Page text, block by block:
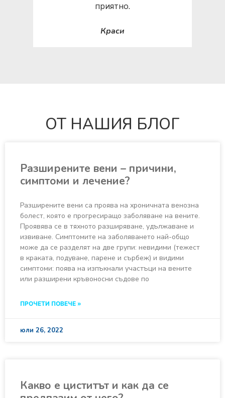
приятно.
Краси
ОТ НАШИЯ БЛОГ
Разширените вени – причини,
симптоми и лечение?
Разширените вени са проява на хроничната венозна
болест, която е прогресиращо заболяване на вените.
Проявява се в тяхното разширяване, удължаване и
извиване. Симптомите на заболяването най-общо
може да се разделят на две групи: невидими (тежест
в краката, подуване, парене и сърбеж) и видими
симптоми: поява на изпъкнали участъци на вените
или разширени кръвоносни съдове по
ПРОЧЕТИ ПОВЕЧЕ »
юли 26, 2022
Какво е циститът и как да се